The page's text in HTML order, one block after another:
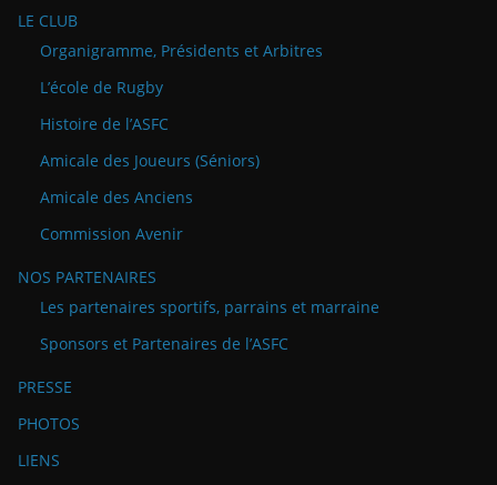
LE CLUB
Organigramme, Présidents et Arbitres
L’école de Rugby
Histoire de l’ASFC
Amicale des Joueurs (Séniors)
Amicale des Anciens
Commission Avenir
NOS PARTENAIRES
Les partenaires sportifs, parrains et marraine
Sponsors et Partenaires de l’ASFC
PRESSE
PHOTOS
LIENS